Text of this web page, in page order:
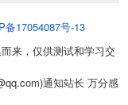
备17054087号-13
来，仅供测试和学习交
通知站长 万分感